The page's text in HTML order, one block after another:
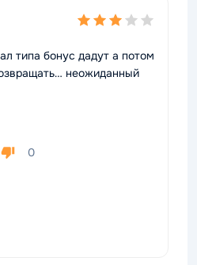
типа бонус дадут а потом
неожиданный
0